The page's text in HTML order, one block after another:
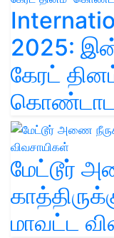
2025:
கேரட்
மேட்டூர்
மாவட்ட